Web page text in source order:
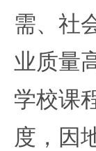
需、社
业质量
学校课
度，因